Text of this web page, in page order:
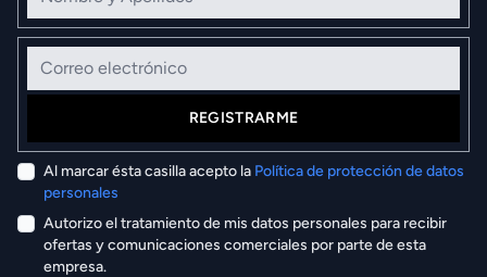
Correo electrónico
REGISTRARME
Al marcar ésta casilla acepto la Política de protección de datos
personales
Autorizo el tratamiento de mis datos personales para recibir
ofertas y comunicaciones comerciales por parte de esta
empresa.